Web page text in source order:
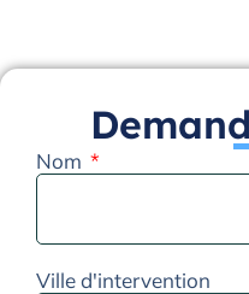
Nom
Ville d'intervention